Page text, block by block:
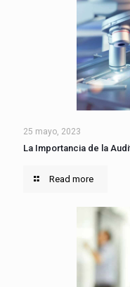
25 mayo, 2023
La Importancia de la
Read more